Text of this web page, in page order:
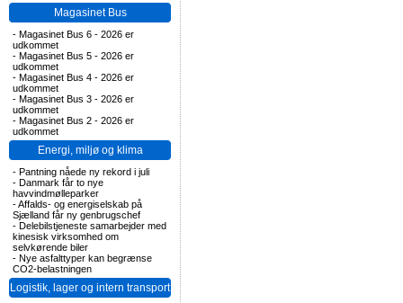
Magasinet Bus
- Magasinet Bus 6 - 2026 er
udkommet
- Magasinet Bus 5 - 2026 er
udkommet
- Magasinet Bus 4 - 2026 er
udkommet
- Magasinet Bus 3 - 2026 er
udkommet
- Magasinet Bus 2 - 2026 er
udkommet
Energi, miljø og klima
- Pantning nåede ny rekord i juli
- Danmark får to nye
havvindmølleparker
-Affalds- og energiselskab på
Sjælland får ny genbrugschef
- Delebilstjeneste samarbejder med
kinesisk virksomhed om
selvkørende biler
- Nye asfalttyper kan begrænse
CO2-belastningen
Logistik, lager og intern transport